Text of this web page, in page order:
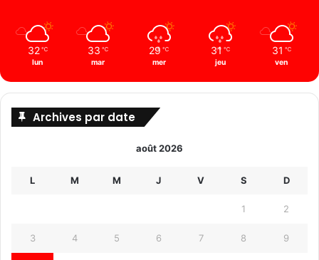
32 ℃
lun
33 ℃
mar
29 ℃
mer
31 ℃
jeu
31 ℃
ven
Archives par date
août 2026
L M M J V S D
1 2
3 4 5 6 7 8 9